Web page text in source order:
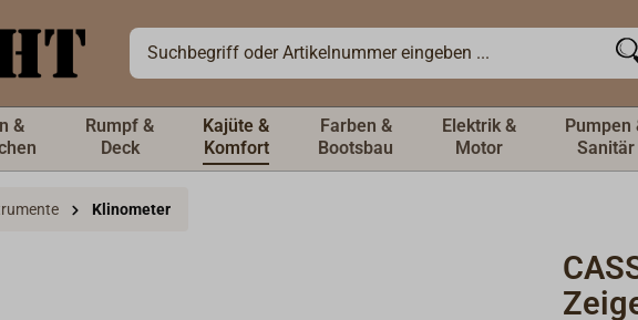
&
Rumpf &
Deck
Kajüte &
Komfort
Farben &
Bootsbau
Elektrik &
Motor
Pumpen
Sanitär
Klinometer